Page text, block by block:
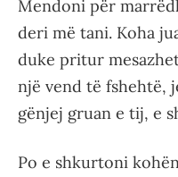
Mendoni për
deri më tani. Koha
duke pritur
një vend të fshehtë,
gënjej gruan e tij, e
Po e shkurtoni